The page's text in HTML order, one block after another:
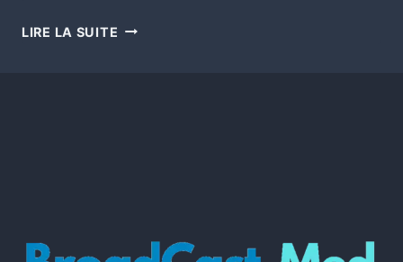
LIRE LA SUITE